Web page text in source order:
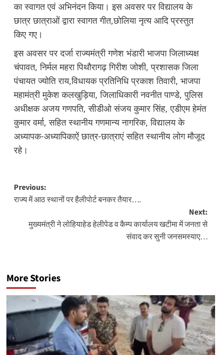
का स्वागत एवं अभिनंदन किया। इस अवसर पर विद्यालय के
छात्र छात्राओं द्वारा स्वागत गीत,छोलिया नृत्य आदि प्रस्तुत
किए गए।
इस अवसर पर दर्जा राज्यमंत्री गणेश भंडारी भाजपा जिलाध्यक्ष
चंपावत, निर्मल महरा पिथौरागढ़ गिरीश जोशी, प्रशासक जिला
पंचायत ज्योति राय,विधायक प्रतिनिधि प्रकाश तिवारी, भाजपा
महामंत्री मुकेश कलखुड़िया, जिलाधिकारी नवनीत पाण्डे, पुलिस
अधीक्षक अजय गणपति, सीडीओ संजय कुमार सिंह, एडीएम हेमंत
कुमार वर्मा, सहित स्थानीय गणमान्य नागरिक, विद्यालय के
अध्यापक-अध्यापिकाऐं छात्र-छात्राएं सहित स्थानीय लोग मौजूद
रहे।
Post
navigation
Previous:
राज्य में आठ स्थानों पर हैलीपोर्ट बनकर तैयार….
Next:
मुख्यमंत्री ने लोहियाहेड हेलीपेड व कैम्प कार्यालय खटीमा में जनता से
संवाद कर सुनी जनसमस्याए…
More Stories